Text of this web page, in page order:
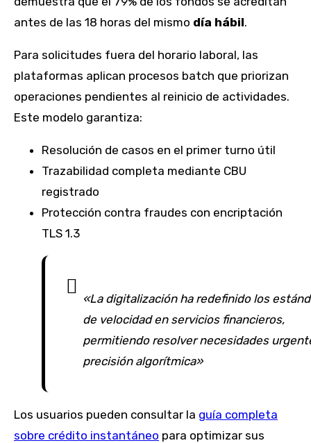
antes de las 18 horas del mismo día hábil.
Para solicitudes fuera del horario laboral, las
plataformas aplican procesos batch que priorizan
operaciones pendientes al reinicio de actividades.
Este modelo garantiza:
Resolución de casos en el primer turno útil
Trazabilidad completa mediante CBU
registrado
Protección contra fraudes con encriptación
TLS 1.3
«La digitalización ha redefinido los
de velocidad en servicios financieros,
permitiendo resolver necesidades
precisión algorítmica»
Los usuarios pueden consultar la guía completa
sobre crédito instantáneo para optimizar sus